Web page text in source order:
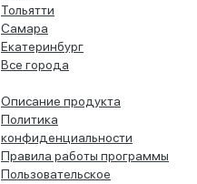
Тольятти
Самара
Екатеринбург
Все города
Описание продукта
Политика
конфиденциальности
Правила работы программы
Пользовательское